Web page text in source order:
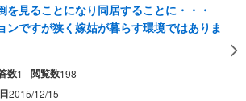
を見ることになり同居することに・・・
ンですが狭く嫁姑が暮らす環境ではありま
数1 閲覧数198
2015/12/15